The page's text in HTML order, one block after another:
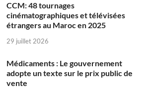
CCM: 48 tournages
cinématographiques et télévisées
étrangers au Maroc en 2025
29 juillet 2026
Médicaments : Le gouvernement
adopte un texte sur le prix public de
vente